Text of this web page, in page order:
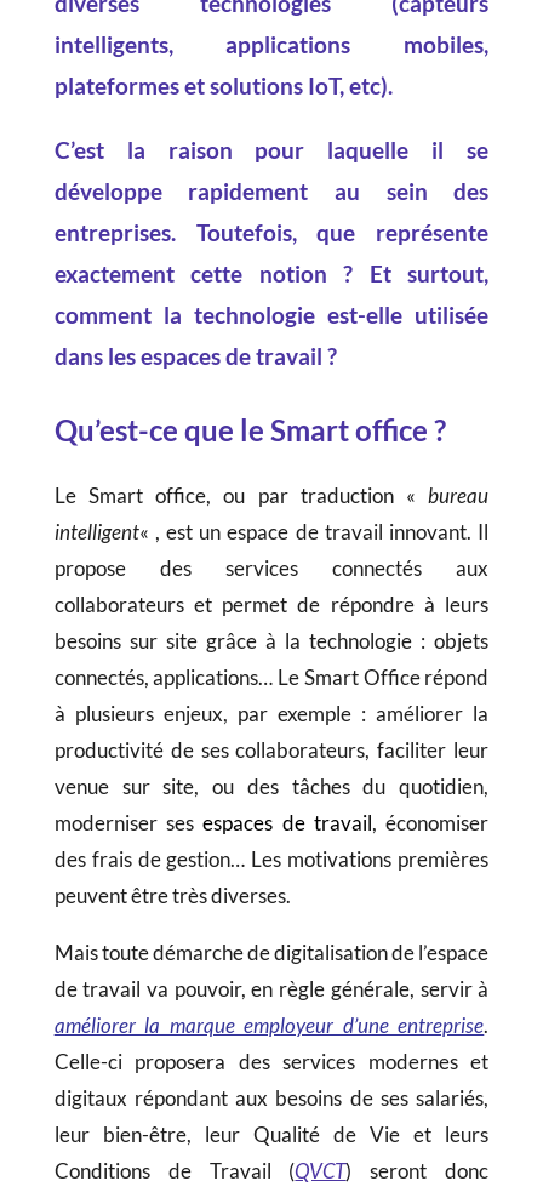
intelligents, applications mobiles,
plateformes et solutions IoT, etc).
C’est la raison pour laquelle il se
développe rapidement au sein des
entreprises. Toutefois, que représente
exactement cette notion ? Et surtout,
comment la technologie est-elle utilisée
dans les espaces de travail ?
Qu’est-ce que le Smart office ?
Le Smart office, ou par traduction «bureau
intelligent« , est un espace de travail innovant. Il
propose des services connectés aux
collaborateurs et permet de répondre à leurs
besoins sur site grâce à la technologie : objets
connectés, applications… Le Smart Office répond
à plusieurs enjeux, par exemple : améliorer la
productivité de ses collaborateurs, faciliter leur
venue sur site, ou des tâches du quotidien,
moderniser sesespaces de travail, économiser
des frais de gestion… Les motivations premières
peuvent être très diverses.
Mais toute démarche de digitalisation de l’espace
de travail va pouvoir, en règle générale, servir à
améliorer la marque employeur d’une entreprise.
Celle-ci proposera des services modernes et
digitaux répondant aux besoins de ses salariés,
leur bien-être, leur Qualité de Vie et leurs
Conditions de Travail (QVCT) seront donc